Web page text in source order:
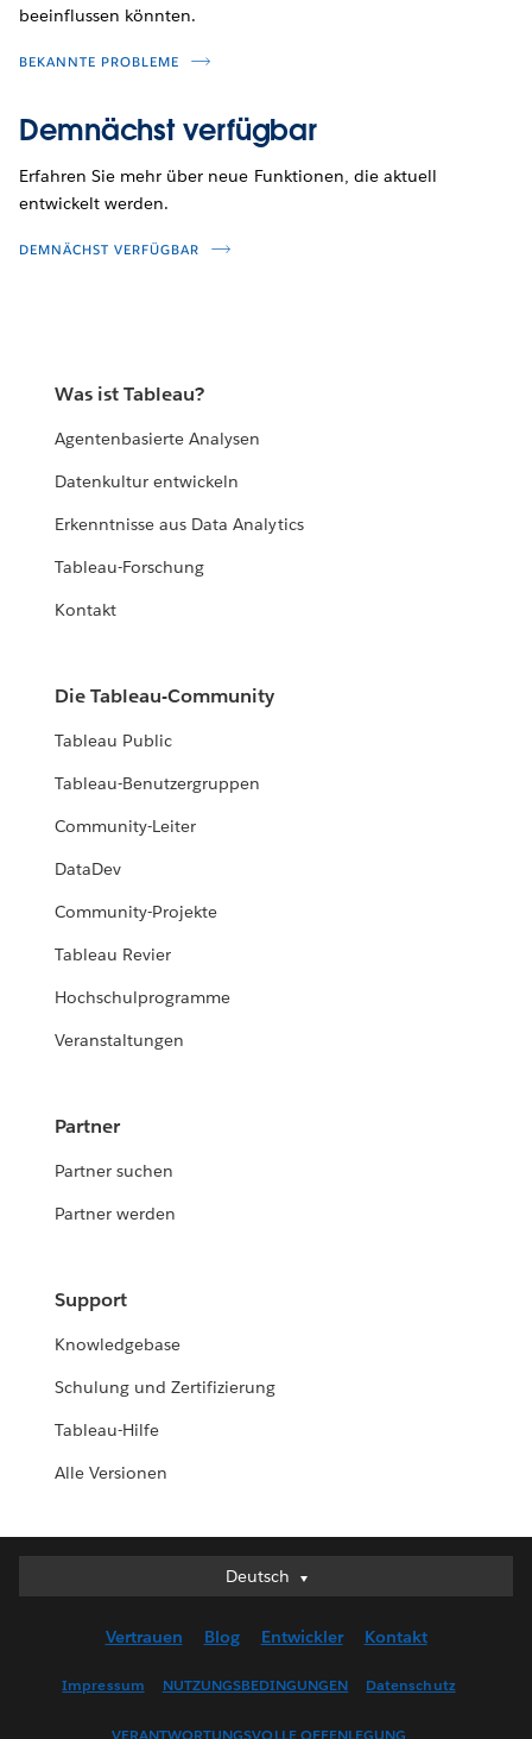
beeinflussen könnten.
BEKANNTE PROBLEME
Demnächst verfügbar
Erfahren Sie mehr über neue Funktionen, die aktuell
entwickelt werden.
DEMNÄCHST VERFÜGBAR
Was ist Tableau?
Agentenbasierte Analysen
Datenkultur entwickeln
Erkenntnisse aus Data Analytics
Tableau-Forschung
Kontakt
Die Tableau-Community
Tableau Public
Tableau-Benutzergruppen
Community-Leiter
DataDev
Community-Projekte
Tableau Revier
Hochschulprogramme
Veranstaltungen
Partner
Partner suchen
Partner werden
Support
Knowledgebase
Schulung und Zertifizierung
Tableau-Hilfe
Alle Versionen
Deutsch
Deutsch
English (US)
Vertrauen Blog Entwickler Kontakt
Impressum NUTZUNGSBEDINGUNGEN Datenschutz
VERANTWORTUNGSVOLLE OFFENLEGUNG